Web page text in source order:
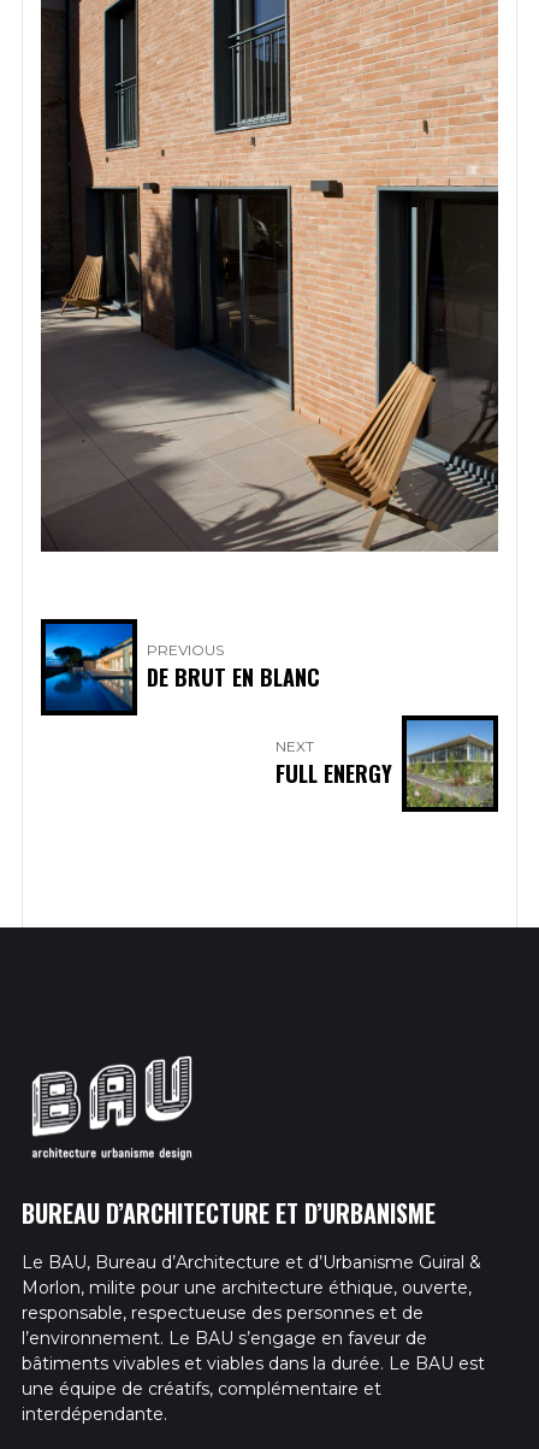
PREVIOUS
DE BRUT EN BLANC
NEXT
FULL ENERGY
BUREAU D’ARCHITECTURE ET D’URBANISME
Le BAU, Bureau d’Architecture et d’Urbanisme Guiral &
Morlon, milite pour une architecture éthique, ouverte,
responsable, respectueuse des personnes et de
l’environnement. Le BAU s’engage en faveur de
bâtiments vivables et viables dans la durée. Le BAU est
une équipe de créatifs, complémentaire et
interdépendante.